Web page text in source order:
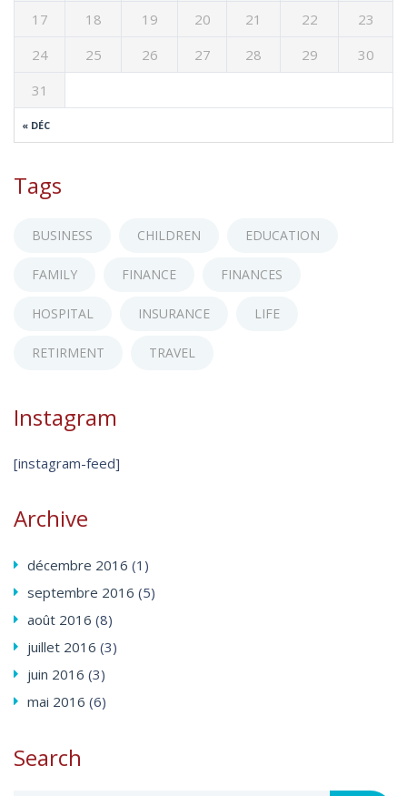
« DÉC
17
18 19 20 21 22
23
24
25 26 27 28 29
30
31
Tags
BUSINESS CHILDREN EDUCATION
FAMILY FINANCE FINANCES
HOSPITAL INSURANCE LIFE
RETIRMENT TRAVEL
Instagram
[instagram-feed]
Archive
décembre 2016 (1)
septembre 2016 (5)
août 2016 (8)
juillet 2016 (3)
juin 2016 (3)
mai 2016 (6)
Search